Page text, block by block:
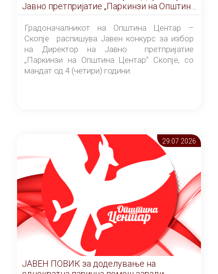
Јавно претпријатие „Паркинзи на Општина
Центар“ – Скопје
Градоначалникот на Општина Центар –
Скопје распишува Јавен конкурс за избор
на Директор на Јавно претпријатие
„Паркинзи на Општина Центар“ Скопје, со
мандат од 4 (четири) години.
29.07 2026
ЈАВЕН ПОВИК за доделување на